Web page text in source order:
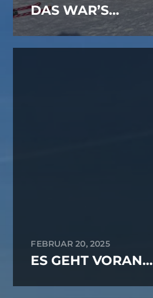
DAS WAR’S…
FEBRUAR 20, 2025
ES GEHT VORAN…